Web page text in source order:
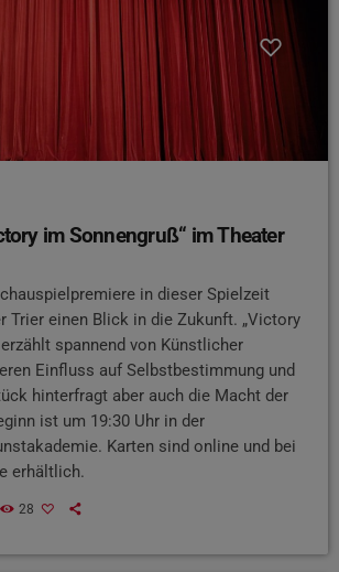
im Sonnengruß“ im Theater
in dieser Spielzeit
Trier einen Blick in die Zukunft. „Victory
spannend von Künstlicher
Einfluss auf Selbstbestimmung und
hinterfragt aber auch die Macht der
ist um 19:30 Uhr in der
Karten sind online und bei
erhältlich.
28